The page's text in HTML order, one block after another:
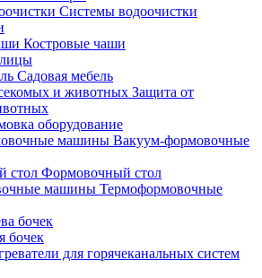
Системы водоочистки
Костровые чаши
Садовая мебель
Защита от
оборудование
Вакуум-формовочные
Формовочный стол
Термоформовочные
бочек
бочек
для горячеканальных систем